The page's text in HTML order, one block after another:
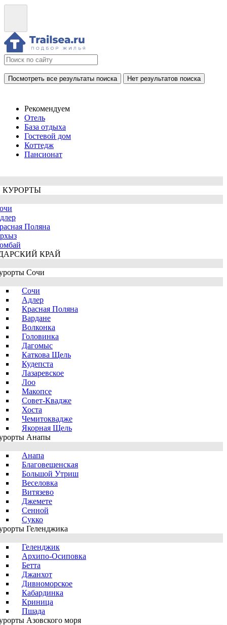
Посмотреть все результаты поиска Нет результатов поиска
Рекомендуем
Отель
База отдыха
Гостевой дом
Коттедж
Пансионат
КУРОРТЫ
Поляна
КРАЙ
Сочи
Сочи
Адлер
Красная Поляна
Вардане
Волконка
Головинка
Дагомыс
Каткова Щель
Кудепста
Лазаревское
Лоо
Макопсе
Совет-Квадже
Хоста
Чемитоквадже
Якорная Щель
Анапы
Анапа
Благовещенская
Большой Утриш
Веселовка
Витязево
Джемете
Сенной
Сукко
Геленджика
Геленджик
Архипо-Осиповка
Бетта
Джанхот
Дивноморское
Кабардинка
Криница
Пшада
Азовского моря